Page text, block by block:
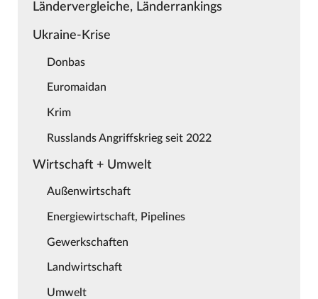
Ländervergleiche, Länderrankings
Ukraine-Krise
Donbas
Euromaidan
Krim
Russlands Angriffskrieg seit 2022
Wirtschaft + Umwelt
Außenwirtschaft
Energiewirtschaft, Pipelines
Gewerkschaften
Landwirtschaft
Umwelt